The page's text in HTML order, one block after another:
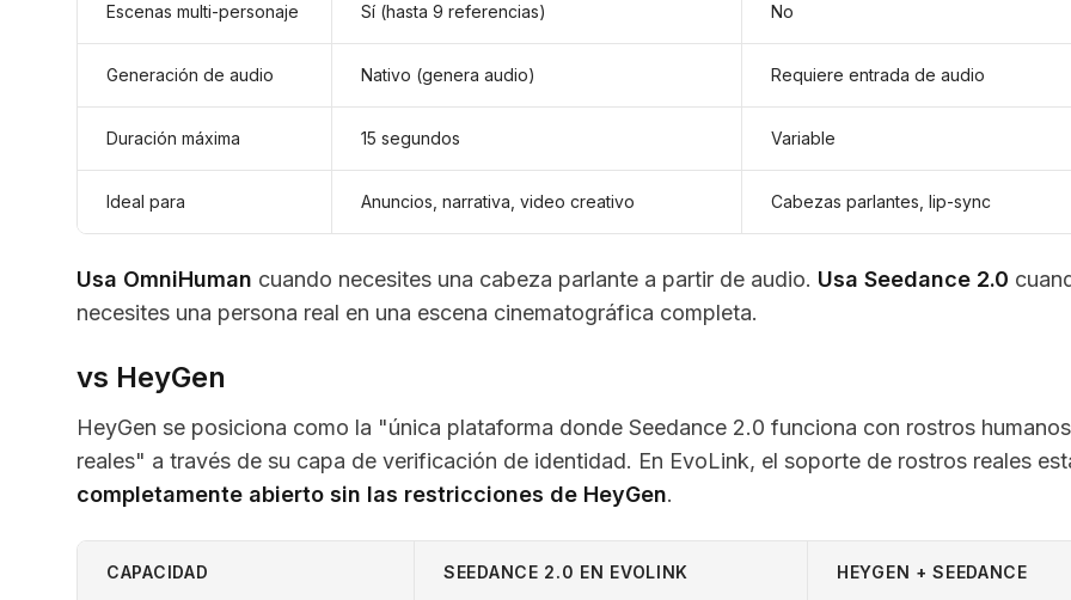
Escenas multi-personaje Sí (hasta 9 referencias) No
Generación de audio Nativo (genera audio) Requiere entrada de audio
Duración máxima 15 segundos Variable
Ideal para Anuncios, narrativa, video creativo Cabezas parlantes, lip-sync
Usa OmniHuman cuando necesites una cabeza parlante a partir de audio. Usa Seedance 2.0
necesites una persona real en una escena cinematográfica completa.
vs HeyGen
HeyGen se posiciona como la "única plataforma donde Seedance 2.0 funciona con rostros humanos
reales" a través de su capa de verificación de identidad. En EvoLink, el soporte de rostros reales
completamente abierto sin las restricciones de HeyGen.
CAPACIDAD SEEDANCE 2.0 EN EVOLINK HEYGEN + SEEDANCE